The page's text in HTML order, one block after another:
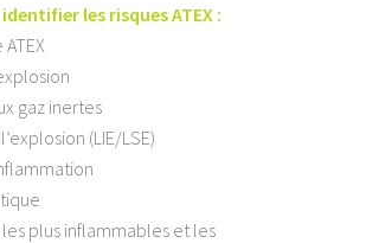
les risques ATEX :
gaz inertes
(LIE/LSE)
les plus inflammables et les